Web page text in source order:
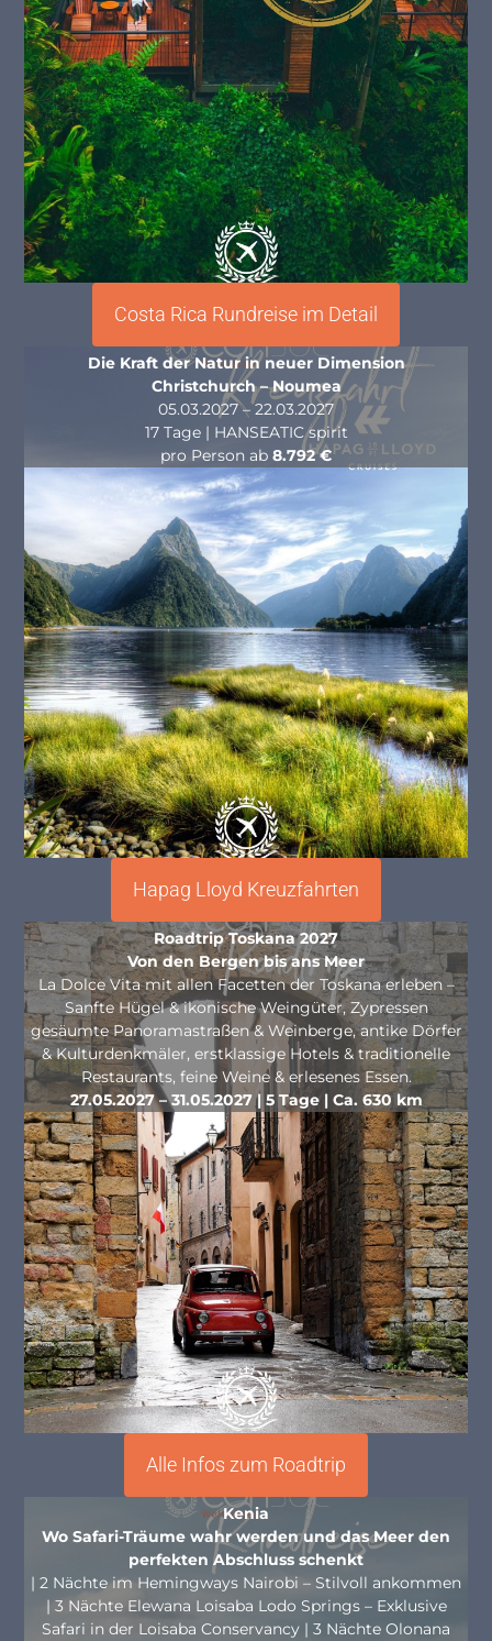
Costa Rica Rundreise im Detail
Die Kraft der Natur in neuer Dimension
Christchurch – Noumea
05.03.2027 – 22.03.2027
17 Tage | HANSEATIC spirit
pro Person ab 8.792 €
Hapag Lloyd Kreuzfahrten
Roadtrip Toskana 2027
Von den Bergen bis ans Meer
La Dolce Vita mit allen Facetten der Toskana erleben –
Sanfte Hügel & ikonische Weingüter, Zypressen
gesäumte Panoramastraßen & Weinberge, antike Dörfer
& Kulturdenkmäler, erstklassige Hotels & traditionelle
Restaurants, feine Weine & erlesenes Essen.
27.05.2027 – 31.05.2027 | 5 Tage | Ca. 630 km
Alle Infos zum Roadtrip
Kenia
Wo Safari-Träume wahr werden und das Meer den
perfekten Abschluss schenkt
| 2 Nächte im Hemingways Nairobi – Stilvoll ankommen
| 3 Nächte Elewana Loisaba Lodo Springs – Exklusive
Safari in der Loisaba Conservancy | 3 Nächte Olonana